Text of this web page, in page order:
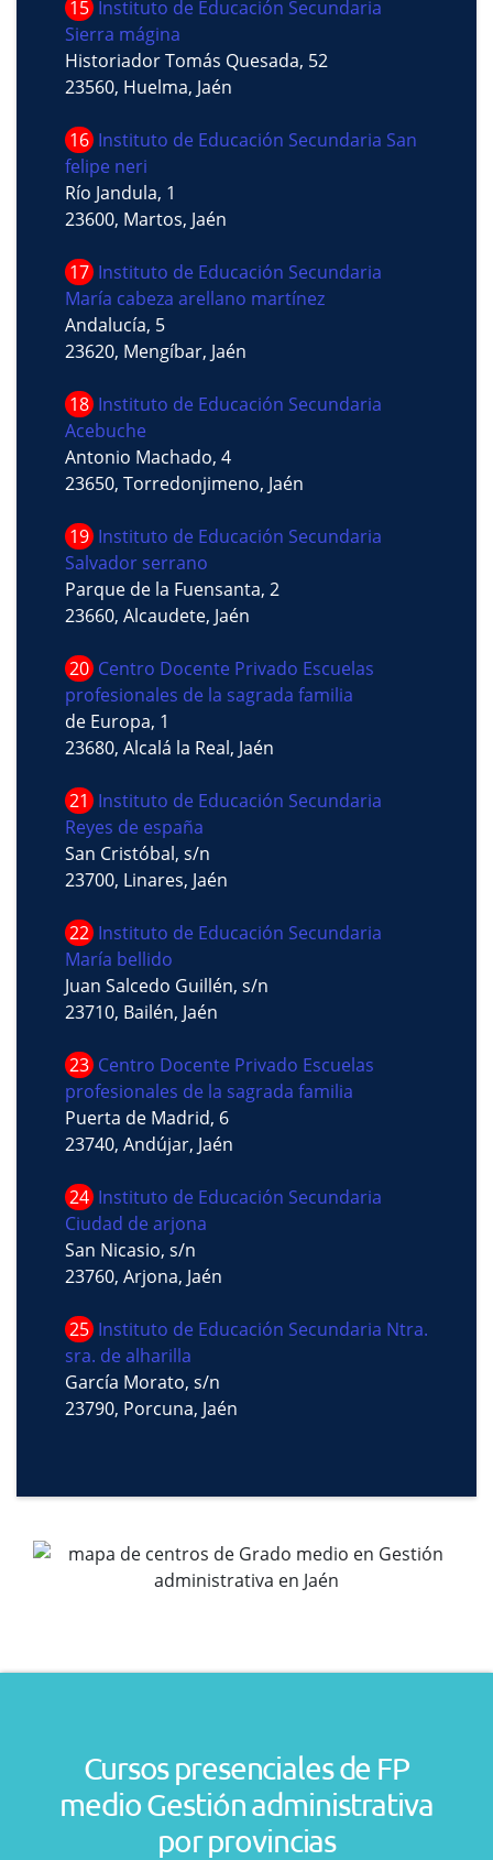
15 Instituto de Educación Secundaria
Sierra mágina
Historiador Tomás Quesada, 52
23560, Huelma, Jaén
16 Instituto de Educación Secundaria San
felipe neri
Río Jandula, 1
23600, Martos, Jaén
17 Instituto de Educación Secundaria
María cabeza arellano martínez
Andalucía, 5
23620, Mengíbar, Jaén
18 Instituto de Educación Secundaria
Acebuche
Antonio Machado, 4
23650, Torredonjimeno, Jaén
19 Instituto de Educación Secundaria
Salvador serrano
Parque de la Fuensanta, 2
23660, Alcaudete, Jaén
20 Centro Docente Privado Escuelas
profesionales de la sagrada familia
de Europa, 1
23680, Alcalá la Real, Jaén
21 Instituto de Educación Secundaria
Reyes de españa
San Cristóbal, s/n
23700, Linares, Jaén
22 Instituto de Educación Secundaria
María bellido
Juan Salcedo Guillén, s/n
23710, Bailén, Jaén
23 Centro Docente Privado Escuelas
profesionales de la sagrada familia
Puerta de Madrid, 6
23740, Andújar, Jaén
24 Instituto de Educación Secundaria
Ciudad de arjona
San Nicasio, s/n
23760, Arjona, Jaén
25 Instituto de Educación Secundaria Ntra.
sra. de alharilla
García Morato, s/n
23790, Porcuna, Jaén
Cursos presenciales de FP
medio Gestión administrativa
por provincias